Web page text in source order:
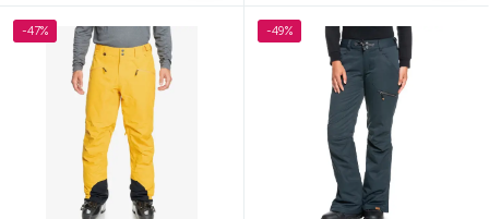
-47% -49%